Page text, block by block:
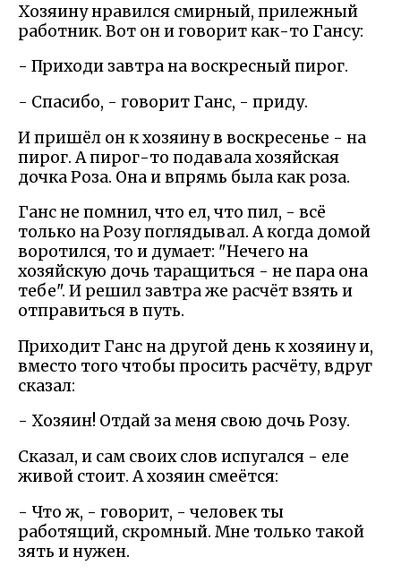
Хозяину нравился смирный, прилежный
работник. Вот он и говорит как-то Гансу:
- Приходи завтра на воскресный пирог.
- Спасибо, - говорит Ганс, - приду.
И пришёл он к хозяину в воскресенье - на
пирог. А пирог-то подавала хозяйская
дочка Роза. Она и впрямь была как роза.
Ганс не помнил, что ел, что пил, - всё
только на Розу поглядывал. А когда домой
воротился, то и думает: "Нечего на
хозяйскую дочь таращиться - не пара она
тебе". И решил завтра же расчёт взять и
отправиться в путь.
Приходит Ганс на другой день к хозяину и,
вместо того чтобы просить расчёту, вдруг
сказал:
- Хозяин! Отдай за меня свою дочь Розу.
Сказал, и сам своих слов испугался - еле
живой стоит. А хозяин смеётся:
- Что ж, - говорит, - человек ты
работящий, скромный. Мне только такой
зять и нужен.